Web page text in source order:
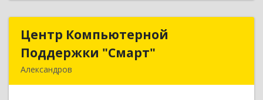
Центр Компьютерной
Поддержки "Смарт"
Александров
Центр Компьютерной
Поддержки "Смарт"